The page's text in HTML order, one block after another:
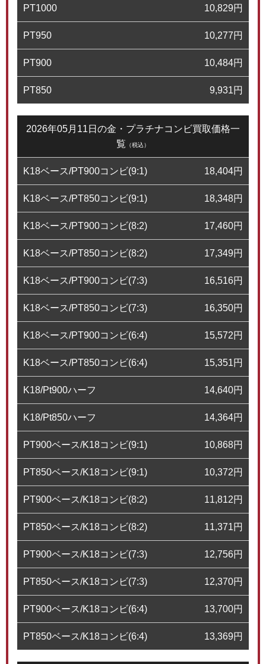
PT1000 10,829円
PT950 10,277円
PT900 10,484円
PT850 9,931円
2026年05月11日の金・プラチナコンビ買取価格一
覧 （税込）
K18ベース/PT900コンビ(9:1) 18,404円
K18ベース/PT850コンビ(9:1) 18,348円
K18ベース/PT900コンビ(8:2) 17,460円
K18ベース/PT850コンビ(8:2) 17,349円
K18ベース/PT900コンビ(7:3) 16,516円
K18ベース/PT850コンビ(7:3) 16,350円
K18ベース/PT900コンビ(6:4) 15,572円
K18ベース/PT850コンビ(6:4) 15,351円
K18/Pt900ハーフ 14,640円
K18/Pt850ハーフ 14,364円
PT900ベース/K18コンビ(9:1) 10,868円
PT850ベース/K18コンビ(9:1) 10,372円
PT900ベース/K18コンビ(8:2) 11,812円
PT850ベース/K18コンビ(8:2) 11,371円
PT900ベース/K18コンビ(7:3) 12,756円
PT850ベース/K18コンビ(7:3) 12,370円
PT900ベース/K18コンビ(6:4) 13,700円
PT850ベース/K18コンビ(6:4) 13,369円